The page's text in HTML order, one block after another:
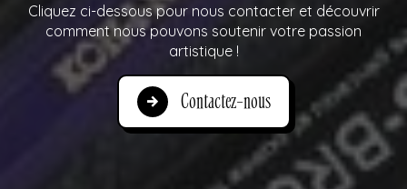
Cliquez ci-dessous pour nous contacter et découvrir
comment nous pouvons soutenir votre passion
artistique !
Contactez-nous